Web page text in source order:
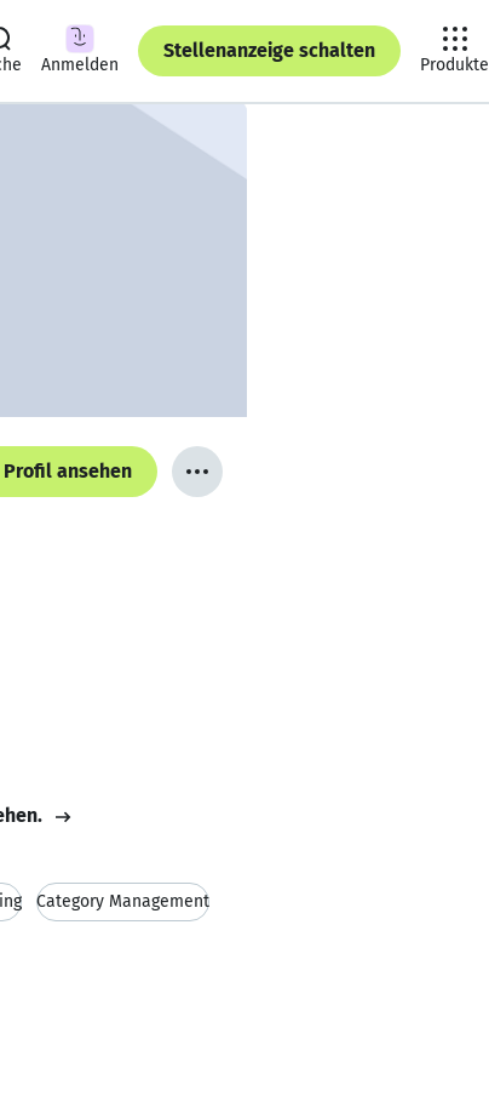
Anmelden
Stellenanzeige schalten
Produkte
Profil ansehen
Category Management